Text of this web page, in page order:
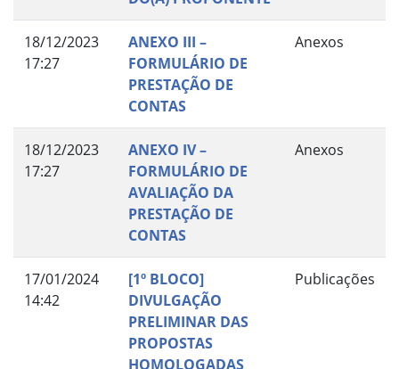
18/12/2023
17:27
ANEXO III –
FORMULÁRIO DE
PRESTAÇÃO DE
CONTAS
Anexos
18/12/2023
17:27
ANEXO IV –
FORMULÁRIO DE
AVALIAÇÃO DA
PRESTAÇÃO DE
CONTAS
Anexos
17/01/2024
14:42
[1º BLOCO]
DIVULGAÇÃO
PRELIMINAR DAS
PROPOSTAS
HOMOLOGADAS
Publicações